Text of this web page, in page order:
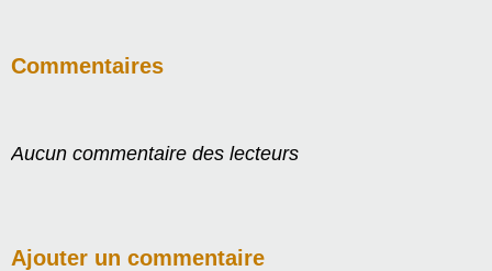
Commentaires
Aucun commentaire des lecteurs
Ajouter un commentaire